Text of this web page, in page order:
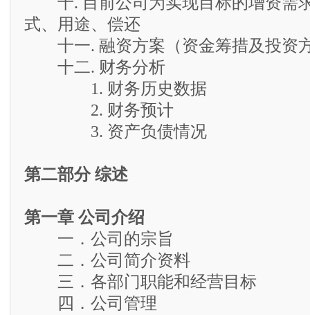
式、用途、偿还
十一. 融资方案（资金筹措及投资
十二. 财务分析
1. 财务历史数据
2. 财务预计
3. 资产负债情况
第二部分 综述
第一章 公司介绍
一．公司的宗旨
二．公司简介资料
三．各部门职能和经营目标
四．公司管理